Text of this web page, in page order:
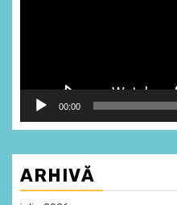
00:00
ARHIVĂ